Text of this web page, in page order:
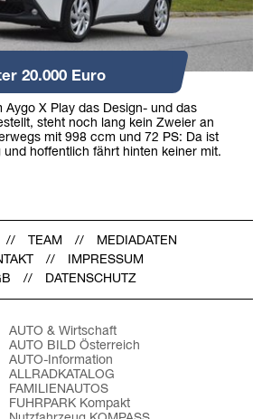
20.000 Euro
Aygo X Play das Design- und das
steht noch lang kein Zweier an
mit 998 ccm und 72 PS: Da ist
und hoffentlich fährt hinten keiner mit.
TEAM
MEDIADATEN
IMPRESSUM
DATENSCHUTZ
AUTO & Wirtschaft
AUTO BILD Österreich
AUTO-Information
ALLRADKATALOG
FAMILIENAUTOS
FUHRPARK Kompakt